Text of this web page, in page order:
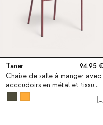
Taner
94,95
Chaise de salle à manger avec
accoudoirs en métal et tissu
Taner